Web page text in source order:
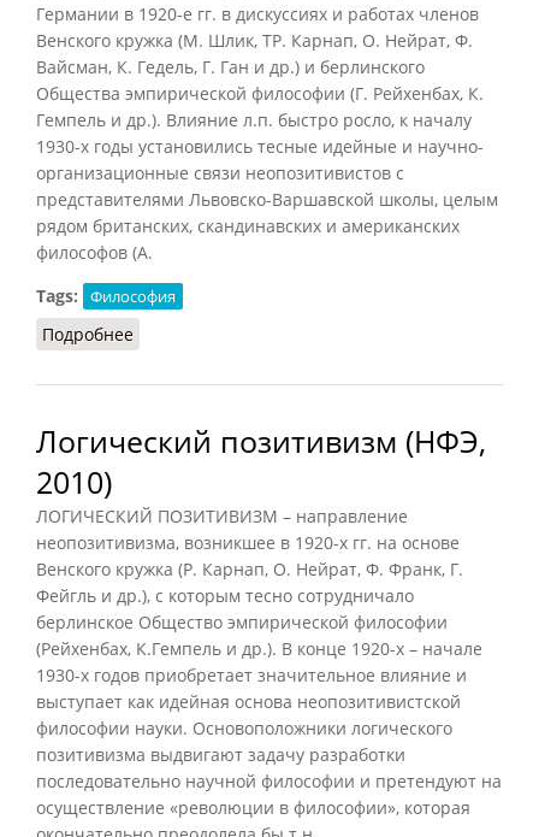
Германии в 1920-е гг. в дискуссиях и работах членов
Венского кружка (М. Шлик, ТР. Карнап, О. Нейрат, Ф.
Вайсман, К. Гедель, Г. Ган и др.) и берлинского
Общества эмпирической философии (Г. Рейхенбах, К.
Гемпель и др.). Влияние л.п. быстро росло, к началу
1930-х годы установились тесные идейные и научно-
организационные связи неопозитивистов с
представителями Львовско-Варшавской школы, целым
рядом британских, скандинавских и американских
философов (А.
Tags:
Философия
Подробнее
Логический позитивизм (НФЭ,
2010)
ЛОГИЧЕСКИЙ ПОЗИТИВИЗМ – направление
неопозитивизма, возникшее в 1920-х гг. на основе
Венского кружка (Р. Карнап, О. Нейрат, Ф. Франк, Г.
Фейгль и др.), с которым тесно сотрудничало
берлинское Общество эмпирической философии
(Рейхенбах, К.Гемпель и др.). В конце 1920-х – начале
1930-х годов приобретает значительное влияние и
выступает как идейная основа неопозитивистской
философии науки. Основоположники логического
позитивизма выдвигают задачу разработки
последовательно научной философии и претендуют на
осуществление «революции в философии», которая